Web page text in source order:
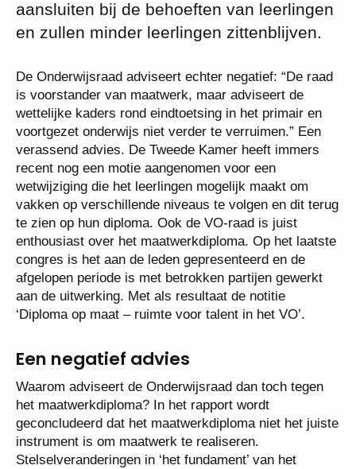
aansluiten bij de behoeften van leerlingen
en zullen minder leerlingen zittenblijven.
De Onderwijsraad adviseert echter negatief: “De raad
is voorstander van maatwerk, maar adviseert de
wettelijke kaders rond eindtoetsing in het primair en
voortgezet onderwijs niet verder te verruimen.” Een
verassend advies. De Tweede Kamer heeft immers
recent nog een motie aangenomen voor een
wetwijziging die het leerlingen mogelijk maakt om
vakken op verschillende niveaus te volgen en dit terug
te zien op hun diploma. Ook de VO-raad is juist
enthousiast over het maatwerkdiploma. Op het laatste
congres is het aan de leden gepresenteerd en de
afgelopen periode is met betrokken partijen gewerkt
aan de uitwerking. Met als resultaat de notitie
‘Diploma op maat – ruimte voor talent in het VO’.
Een negatief advies
Waarom adviseert de Onderwijsraad dan toch tegen
het maatwerkdiploma? In het rapport wordt
geconcludeerd dat het maatwerkdiploma niet het juiste
instrument is om maatwerk te realiseren.
Stelselveranderingen in ‘het fundament’ van het